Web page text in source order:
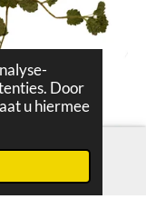
Door
u hiermee